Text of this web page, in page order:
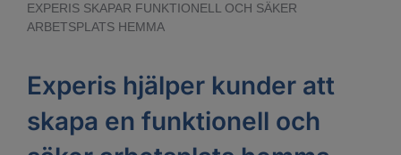
EXPERIS SKAPAR FUNKTIONELL OCH SÄKER
ARBETSPLATS HEMMA
Experis hjälper kunder att
skapa en funktionell och